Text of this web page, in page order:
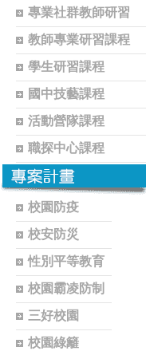
專業社群教師研習
教師專業研習課程
學生研習課程
國中技藝課程
活動營隊課程
職探中心課程
校園防疫
校安防災
性別平等教育
校園霸凌防制
三好校園
校園綠籬